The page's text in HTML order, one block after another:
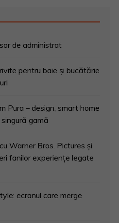
de administrat
pentru baie și bucătărie
Pura – design, smart home
gamă
Warner Bros. Pictures și
fanilor experiențe legate
ecranul care merge